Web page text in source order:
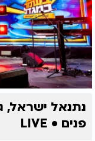
פנים • LIVE